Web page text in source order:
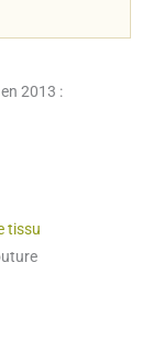
2013 :
tissu